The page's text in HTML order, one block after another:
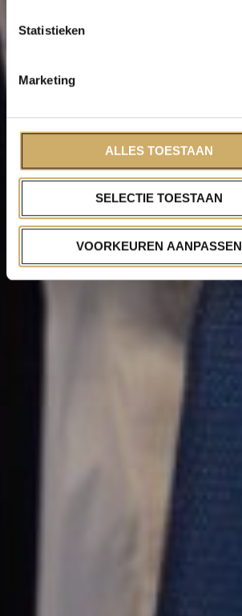
Statistieken
Marketing
ALLES TOESTAAN
SELECTIE TOESTAAN
VOORKEUREN AANPASSEN